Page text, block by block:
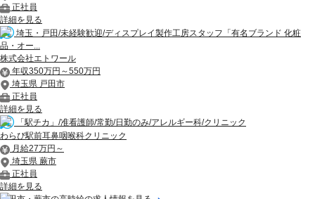
正社員
詳細を見る
埼玉・戸田/未経験歓迎/ディスプレイ製作工房スタッフ「有名ブランド 化粧
品・オー...
株式会社エトワール
年収350万円～550万円
埼玉県 戸田市
正社員
詳細を見る
「駅チカ」/准看護師/常勤/日勤のみ/アレルギー科/クリニック
わらび駅前耳鼻咽喉科クリニック
月給27万円～
埼玉県 蕨市
正社員
詳細を見る